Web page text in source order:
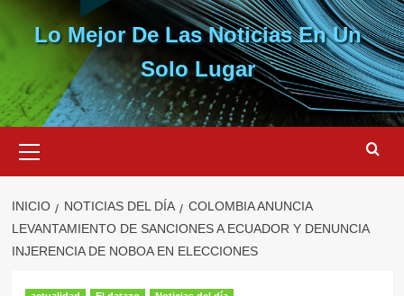
Lo Mejor De Las Noticias En Un
Solo Lugar
primario
INICIO NOTICIAS DEL DÍA
COLOMBIA ANUNCIA
LEVANTAMIENTO DE SANCIONES A ECUADOR Y DENUNCIA
INJERENCIA DE NOBOA EN ELECCIONES